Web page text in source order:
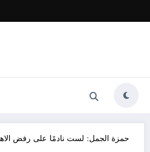
حمزة الجمل: لست نادمًا على رفض